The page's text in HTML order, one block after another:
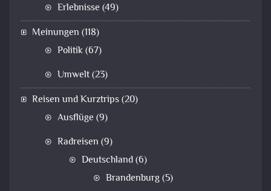
Erlebnisse (49)
Meinungen (118)
Politik(67)
Umwelt(23)
Reisen und Kurztrips(20)
Ausflüge (9)
Radreisen (9)
Deutschland(6)
Brandenburg(5)